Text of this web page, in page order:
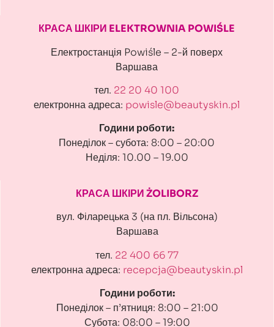
КРАСА ШКІРИ ELEKTROWNIA POWIŚLE
Електростанція Powiśle – 2-й поверх
Варшава
тел. 22 20 40 100
електронна адреса: powisle@beautyskin.pl
Години роботи:
Понеділок – субота: 8:00 – 20:00
Неділя: 10.00 – 19.00
КРАСА ШКІРИ ŻOLIBORZ
вул. Філарецька 3 (на пл. Вільсона)
Варшава
тел. 22 400 66 77
електронна адреса: recepcja@beautyskin.pl
Години роботи:
Понеділок – п’ятниця: 8:00 – 21:00
Субота: 08:00 – 19:00